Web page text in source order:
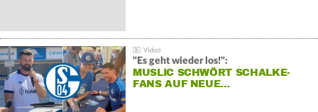
"Es geht wieder los!":
MUSLIC SCHWÖRT SCHALKE-
FANS AUF NEUE…